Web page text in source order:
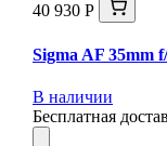
40 930 Р
Sigma AF 35mm
В наличии
Бесплатная